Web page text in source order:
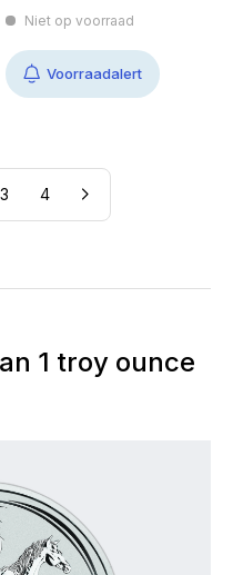
Niet op voorraad
Voorraadalert
3 4
1 troy ounce